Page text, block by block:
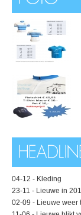
04-12 - Kleding
23-11 - Lieuwe in
02-09 - Lieuwe weer